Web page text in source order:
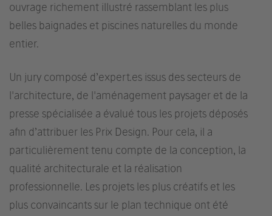
ouvrage richement illustré rassemblant les plus
belles baignades et piscines naturelles du monde
entier.
Un jury composé d’expert.es issus des secteurs de
l'architecture, de l'aménagement paysager et de la
presse spécialisée a évalué tous les projets déposés
afin d’attribuer les Prix Design. Pour cela, il a
particulièrement tenu compte de la conception, la
qualité architecturale et la réalisation
professionnelle. Les projets les plus créatifs et les
plus convaincants sur le plan technique ont été